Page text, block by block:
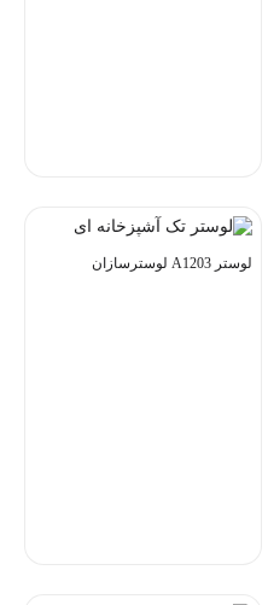
لوستر A1203 لوسترسازان